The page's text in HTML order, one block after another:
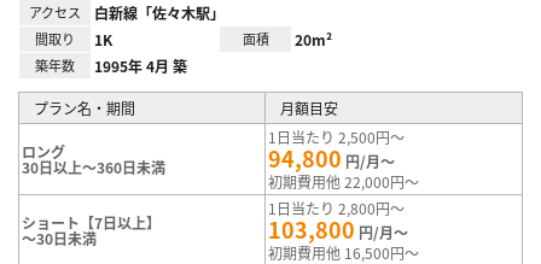
アクセス 白新線「佐々木駅」
間取り 1K 面積 20m²
築年数 1995年 4月 築
プラン名・期間 月額目安
ロング
30日以上～360日未満
1日当たり 2,500円～
94,800 円/月～
初期費用他 22,000円～
ショート【7日以上】
～30日未満
1日当たり 2,800円～
103,800 円/月～
初期費用他 16,500円～